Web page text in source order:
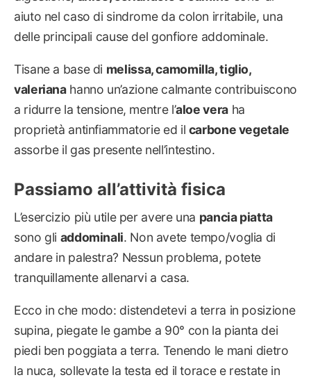
aiuto nel caso di sindrome da colon irritabile, una
delle principali cause del gonfiore addominale.
Tisane a base di melissa, camomilla, tiglio,
valerianahanno un’azione calmante contribuiscono
a ridurre la tensione, mentre l’aloe veraha
proprietà antinfiammatorie ed il carbone vegetale
assorbe il gas presente nell’intestino.
Passiamo all’attività fisica
L’esercizio più utile per avere una pancia piatta
sono gli addominali. Non avete tempo/voglia di
andare in palestra? Nessun problema, potete
tranquillamente allenarvi a casa.
Ecco in che modo: distendetevi a terra in posizione
supina, piegate le gambe a 90° con la pianta dei
piedi ben poggiata a terra. Tenendo le mani dietro
la nuca, sollevate la testa ed il torace e restate in